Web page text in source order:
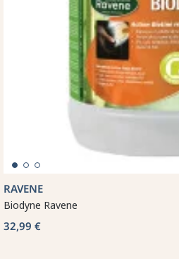
RAVENE
Biodyne Ravene
32,99 €